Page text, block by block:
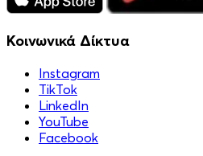
Κοινωνικά Δίκτυα
Instagram
TikTok
LinkedIn
YouTube
Facebook